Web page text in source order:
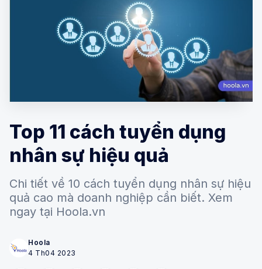
Search Hoola blog - Chia sẻ
Top 11 cách tuyển dụng
nhân sự hiệu quả
Chi tiết về 10 cách tuyển dụng nhân sự hiệu
quả cao mà doanh nghiệp cần biết. Xem
ngay tại Hoola.vn
Hoola
4 Th04 2023